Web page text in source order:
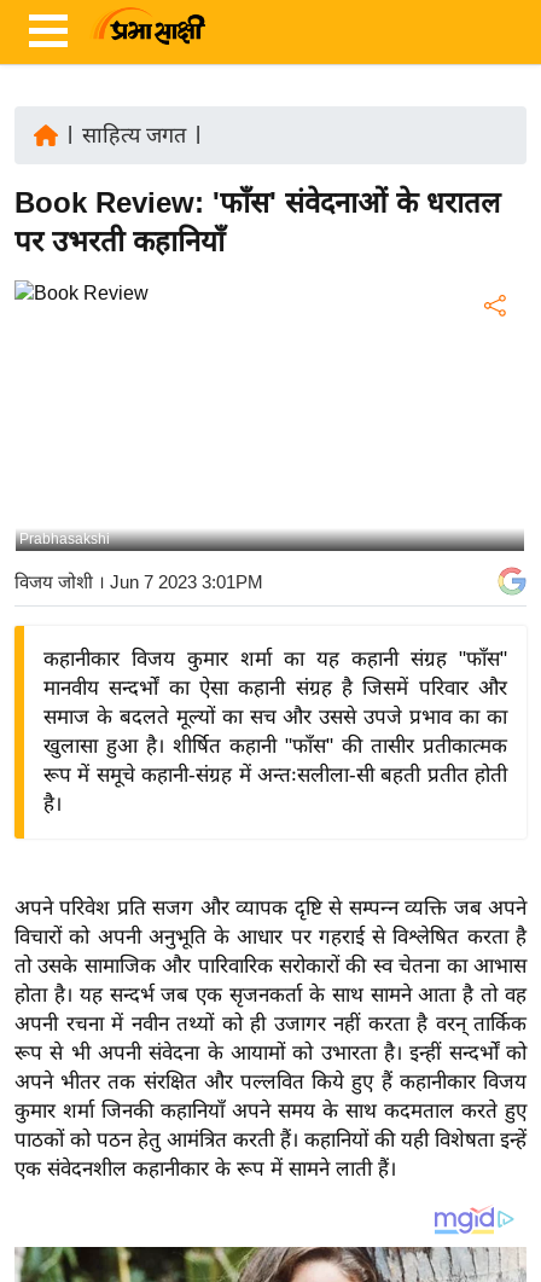
ज़ा
ख
र
ष्ट्री
बि
द्यो
त
वि
शे
ष
ज्ञ
रा
य
ब
ज
ल
साहित्य जगत|
Book Review: 'फाँस' संवेदनाओं के धरातल
पर उभरती कहानियाँ
Prabhasakshi
विजय जोशी । Jun 7 2023 3:01PM
कहानीकार विजय कुमार शर्मा का यह कहानी संग्रह "फाँस"
मानवीय सन्दर्भों का ऐसा कहानी संग्रह है जिसमें परिवार और
समाज के बदलते मूल्यों का सच और उससे उपजे प्रभाव का का
खुलासा हुआ है। शीर्षित कहानी "फाँस" की तासीर प्रतीकात्मक
रूप में समूचे कहानी-संग्रह में अन्तःसलीला-सी बहती प्रतीत होती
है।
अपने परिवेश प्रति सजग और व्यापक दृष्टि से सम्पन्न व्यक्ति जब अपने
विचारों को अपनी अनुभूति के आधार पर गहराई से विश्लेषित करता है
तो उसके सामाजिक और पारिवारिक सरोकारों की स्व चेतना का आभास
होता है। यह सन्दर्भ जब एक सृजनकर्ता के साथ सामने आता है तो वह
अपनी रचना में नवीन तथ्यों को ही उजागर नहीं करता है वरन् तार्किक
रूप से भी अपनी संवेदना के आयामों को उभारता है। इन्हीं सन्दर्भों को
अपने भीतर तक संरक्षित और पल्लवित किये हुए हैं कहानीकार विजय
कुमार शर्मा जिनकी कहानियाँ अपने समय के साथ कदमताल करते हुए
पाठकों को पठन हेतु आमंत्रित करती हैं। कहानियों की यही विशेषता इन्हें
एक संवेदनशील कहानीकार के रूप में सामने लाती हैं।